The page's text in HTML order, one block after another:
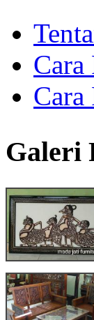
Cara
Cara
Galeri